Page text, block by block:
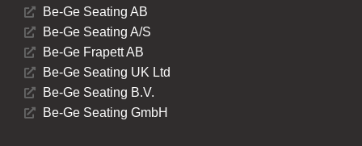
Be-Ge Seating AB
Be-Ge Seating A/S
Be-Ge Frapett AB
Be-Ge Seating UK Ltd
Be-Ge Seating B.V.
Be-Ge Seating GmbH